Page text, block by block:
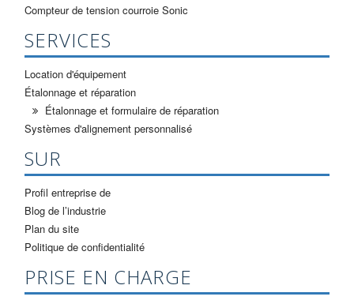
Compteur de tension courroie Sonic
SERVICES
Location d'équipement
Étalonnage et réparation
Étalonnage et formulaire de réparation
Systèmes d'alignement personnalisé
SUR
Profil entreprise de
Blog de l’industrie
Plan du site
Politique de confidentialité
PRISE EN CHARGE